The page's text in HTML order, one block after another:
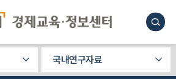
국내연구자료